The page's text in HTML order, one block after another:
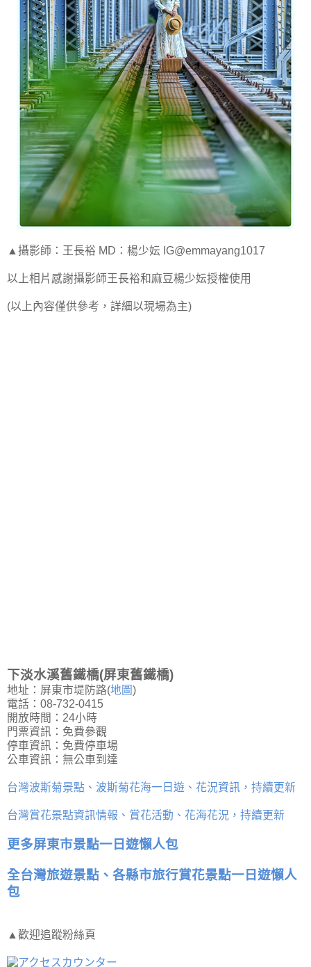
▲攝影師：王長裕 MD：楊少妘 IG@emmayang1017
以上相片感謝攝影師王長裕和麻豆楊少妘授權使用
(以上內容僅供參考，詳細以現場為主)
下淡水溪舊鐵橋(屏東舊鐵橋)
地址：屏東市堤防路(地圖)
電話：08-732-0415
開放時間：24小時
門票資訊：免費參觀
停車資訊：免費停車場
公車資訊：無公車到達
台灣波斯菊景點、波斯菊花海一日遊、花況資訊，持續更新
台灣賞花景點資訊情報、賞花活動、花海花況，持續更新
更多屏東市景點一日遊懶人包
全台灣旅遊景點、各縣市旅行賞花景點一日遊懶人
包
▲歡迎追蹤粉絲頁